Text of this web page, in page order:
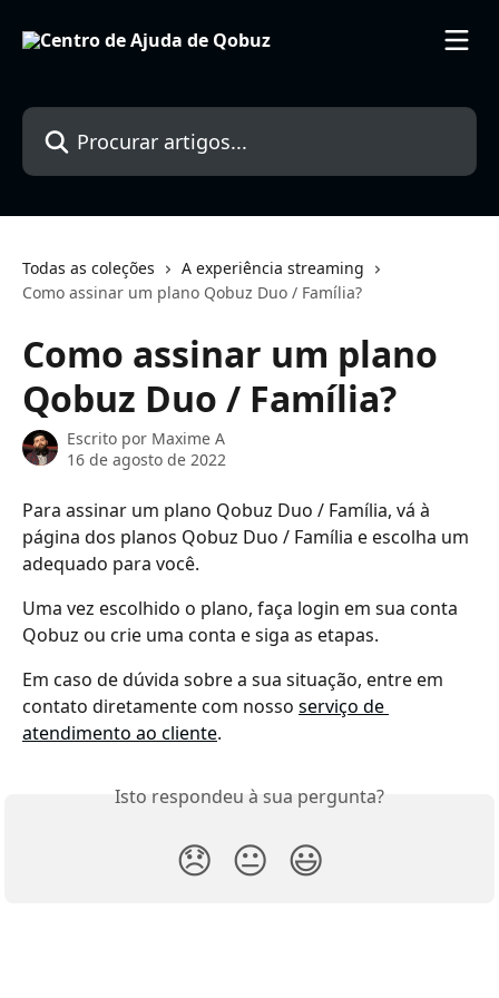
Procurar artigos...
Todas as coleções
A experiência streaming
Como assinar um plano Qobuz Duo / Família?
Como assinar um plano
Qobuz Duo / Família?
Escrito por Maxime A
16 de agosto de 2022
Para assinar um plano Qobuz Duo / Família, vá à
página dos planos Qobuz Duo / Família e escolha um
adequado para você.
Uma vez escolhido o plano, faça login em sua conta
Qobuz ou crie uma conta e siga as etapas.
Em caso de dúvida sobre a sua situação, entre em
contato diretamente com nosso serviço de
atendimento ao cliente.
Isto respondeu à sua pergunta?
😞 😐 😃